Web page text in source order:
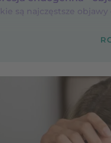
są najczęstsze